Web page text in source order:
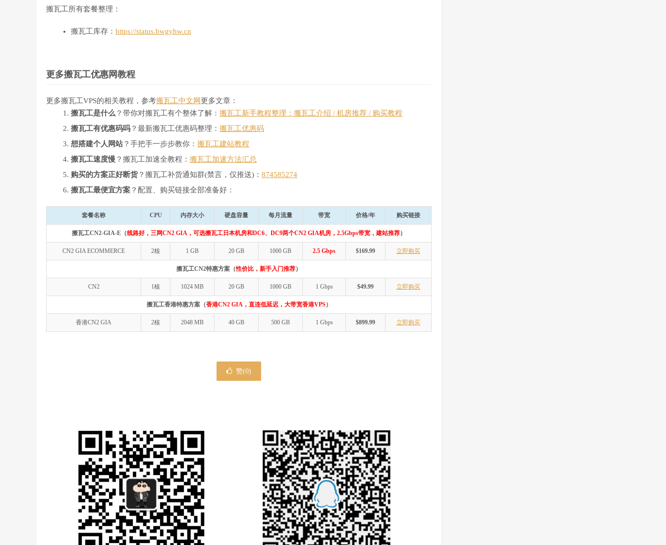
搬瓦工所有套餐整理：
搬瓦工库存： https://status.bwgyhw.cn
更多搬瓦工优惠网教程
更多搬瓦工VPS的相关教程，参考搬瓦工中文网 更多文章：
搬瓦工是什么 ？带你对搬瓦工有个整体了解： 搬瓦工新手教程整理：搬瓦工介绍 / 机房推荐 / 购买教程
搬瓦工有优惠码吗 ？最新搬瓦工优惠码整理： 搬瓦工优惠码
想搭建个人网站？手把手一步步教你： 搬瓦工建站教程
搬瓦工速度慢 ？搬瓦工加速全教程： 搬瓦工加速方法汇总
购买的方案正好断货？搬瓦工补货通知群(禁言，仅推送)： 874585274
搬瓦工最便宜方案 ？配置、购买链接全部准备好：
套餐名称 CPU 内存大小 硬盘容量 每月流量 带宽 价格/年 购买链接
搬瓦工CN2-GIA-E（线路好，三网CN2 GIA，可选搬瓦工日本机房和DC6、DC9两个CN2 GIA机房，2.5Gbps带宽，建站推荐）
CN2 GIA ECOMMERCE 2核 1 GB 20 GB 1000 GB 2.5 Gbps $169.99 立即购买
搬瓦工CN2特惠方案（性价比，新手入门推荐）
CN2 1核 1024 MB 20 GB 1000 GB 1 Gbps $49.99 立即购买
搬瓦工香港特惠方案（香港CN2 GIA，直连低延迟，大带宽香港VPS）
香港CN2 GIA 2核 2048 MB 40 GB 500 GB 1 Gbps $899.99 立即购买
赞(0)